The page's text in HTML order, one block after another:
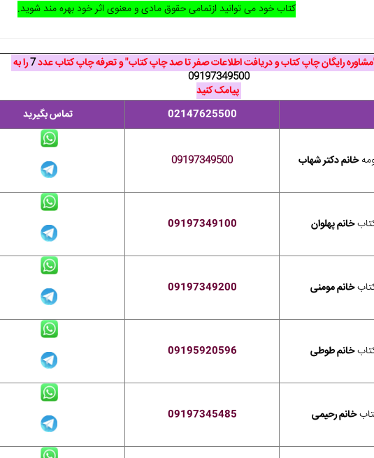
کتاب خود می توانید ازتمامی حقوق مادی و معنوی اثر خود بهره مند شوید.
رایگان چاپ کتاب و دریافت اطلاعات صفر تا صد چاپ کتاب" و تعرفه چاپ کتاب عدد7را به
09197349500
پیامک کنید
02147625500 تماس بگیرید
خانم دکتر شهاب 09197349500
خانم پهلوان 09197349100
خانم مومنی 09197349200
خانم طوطی 09195920596
خانم رحیمی 09197345485